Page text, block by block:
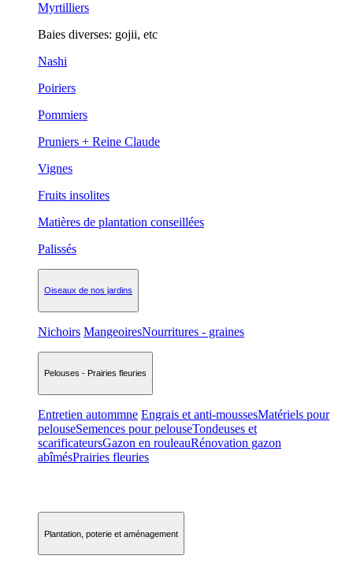
Myrtilliers
Baies diverses: gojii, etc
Nashi
Poiriers
Pommiers
Pruniers + Reine Claude
Vignes
Fruits insolites
Matières de plantation conseillées
Palissés
Oiseaux de nos jardins
Nichoirs MangeoiresNourritures - graines
Pelouses - Prairies fleuries
Entretien autommne Engrais et anti-moussesMatériels pour
pelouseSemences pour pelouseTondeuses et
scarificateursGazon en rouleauRénovation gazon
abîmésPrairies fleuries
Plantation, poterie et aménagement